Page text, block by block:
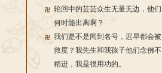
轮回中的芸芸众生无量无边，他们
何时能出离啊？
我们是不是闻到名号，迟早都会被
救度？我先生和我孩子他们念佛不
精进，我是很用功的。